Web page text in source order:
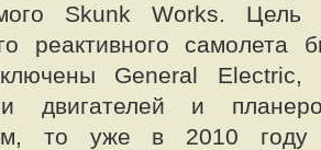
Skunk Works. Цель
реактивного самолета
General Electric,
двигателей и
то уже в 2010